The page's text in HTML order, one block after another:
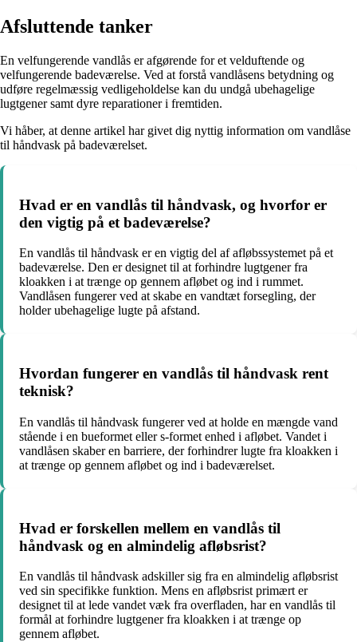
Afsluttende tanker
En velfungerende vandlås er afgørende for et velduftende og
velfungerende badeværelse. Ved at forstå vandlåsens betydning og
udføre regelmæssig vedligeholdelse kan du undgå ubehagelige
lugtgener samt dyre reparationer i fremtiden.
Vi håber, at denne artikel har givet dig nyttig information om vandlåse
til håndvask på badeværelset.
Hvad er en vandlås til håndvask, og hvorfor er
den vigtig på et badeværelse?
En vandlås til håndvask er en vigtig del af afløbssystemet på et
badeværelse. Den er designet til at forhindre lugtgener fra
kloakken i at trænge op gennem afløbet og ind i rummet.
Vandlåsen fungerer ved at skabe en vandtæt forsegling, der
holder ubehagelige lugte på afstand.
Hvordan fungerer en vandlås til håndvask rent
teknisk?
En vandlås til håndvask fungerer ved at holde en mængde vand
stående i en bueformet eller s-formet enhed i afløbet. Vandet i
vandlåsen skaber en barriere, der forhindrer lugte fra kloakken i
at trænge op gennem afløbet og ind i badeværelset.
Hvad er forskellen mellem en vandlås til
håndvask og en almindelig afløbsrist?
En vandlås til håndvask adskiller sig fra en almindelig afløbsrist
ved sin specifikke funktion. Mens en afløbsrist primært er
designet til at lede vandet væk fra overfladen, har en vandlås til
formål at forhindre lugtgener fra kloakken i at trænge op
gennem afløbet.